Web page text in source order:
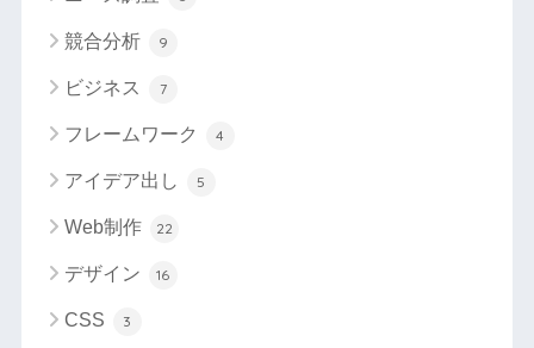
競合分析 9
ビジネス 7
フレームワーク 4
アイデア出し 5
Web制作 22
デザイン 16
CSS 3